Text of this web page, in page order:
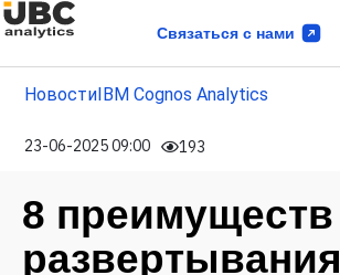
Связаться с нами
НовостиIBM Cognos Analytics
23-06-2025 09:00 193
8 преимуществ
развертывания